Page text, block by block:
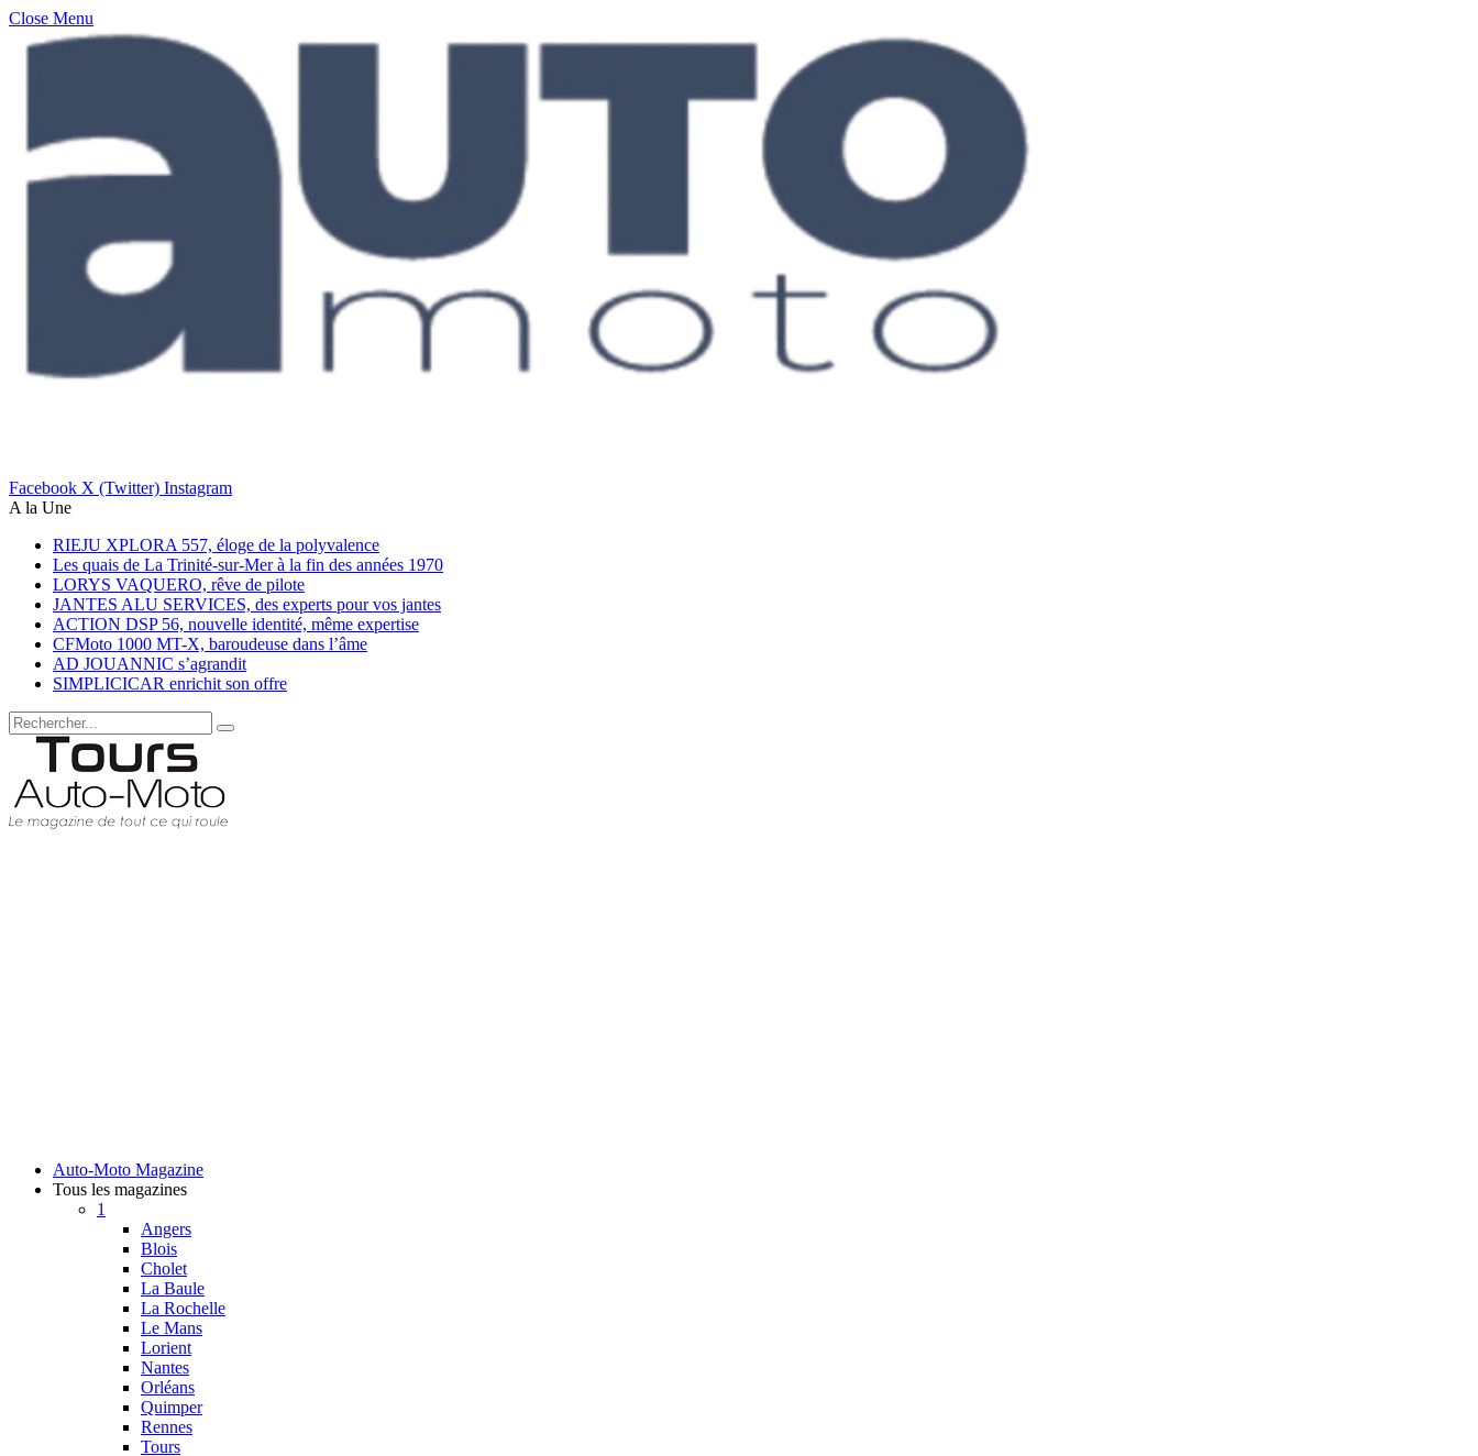
Close Menu
Facebook X (Twitter) Instagram
A la Une
RIEJU XPLORA 557, éloge de la polyvalence
Les quais de La Trinité-sur-Mer à la fin des années 1970
LORYS VAQUERO, rêve de pilote
JANTES ALU SERVICES, des experts pour vos jantes
ACTION DSP 56, nouvelle identité, même expertise
CFMoto 1000 MT-X, baroudeuse dans l’âme
AD JOUANNIC s’agrandit
SIMPLICICAR enrichit son offre
Auto-Moto Magazine
Tous les magazines
1
Angers
Blois
Cholet
La Baule
La Rochelle
Le Mans
Lorient
Nantes
Orléans
Quimper
Rennes
Tours